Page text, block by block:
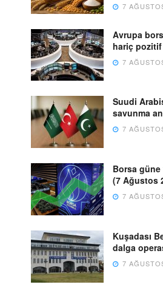
7
Avrupa
hariç
7
Suudi
savunma
7
Borsa
(7 Ağustos
7
Kuşadası
dalga
7